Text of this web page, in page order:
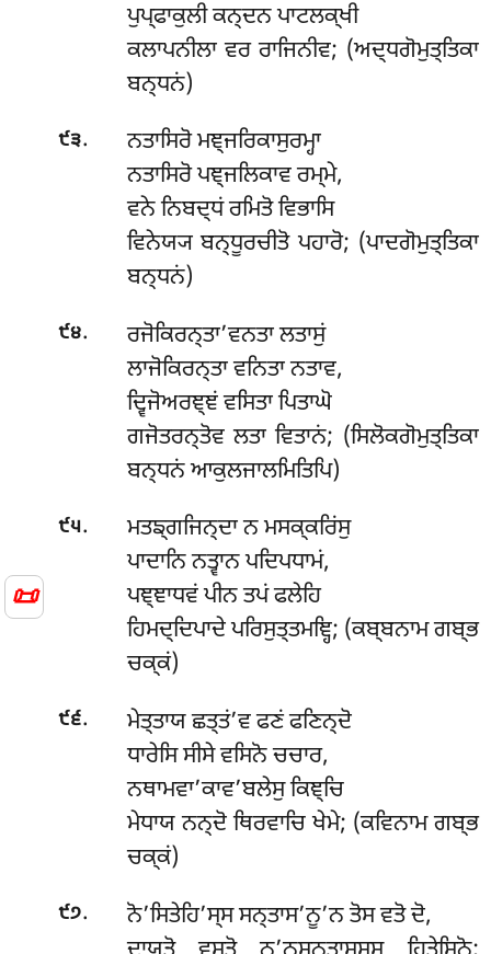
📜
ਪੁਪ੍ਫਾਕੁਲੀ ਕਨ੍ਦਨ ਪਾਟਲਕ੍ਖੀ
ਕਲਾਪਨੀਲਾ ਵਰ ਰਾਜਿਨੀਵ; (ਅਦ੍ਧਗੋਮੁਤ੍ਤਿਕਾ
ਬਨ੍ਧਨਂ)
੯੩.
ਨਤਾਸਿਰੋ ਮਞ੍ਜਰਿਕਾਸੁਰਮ੍ਹਾ
ਨਤਾਸਿਰੋ ਪਞ੍ਜਲਿਕਾਵ ਰਮ੍ਮੇ,
ਵਨੇ ਨਿਬਦ੍ਧਂ ਰਮਿਤੋ ਵਿਭਾਸਿ
ਵਿਨੇਯ੍ਯ ਬਨ੍ਧੂਰਚੀਤੋ ਪਹਾਰੋ; (ਪਾਦਗੋਮੁਤ੍ਤਿਕਾ
ਬਨ੍ਧਨਂ)
੯੪.
ਰਜੋਕਿਰਨ੍ਤਾ’ਵਨਤਾ ਲਤਾਸੁਂ
ਲਾਜੋਕਿਰਨ੍ਤਾ ਵਨਿਤਾ ਨਤਾਵ,
ਦ੍ਵਿਜੋਅਰਞ੍ਞਂ ਵਸਿਤਾ ਪਿਤਾਘੋ
ਗਜੋਤਰਨ੍ਤੋਵ ਲਤਾ ਵਿਤਾਨਂ; (ਸਿਲੋਕਗੋਮੁਤ੍ਤਿਕਾ
ਬਨ੍ਧਨਂ ਆਕੁਲਜਾਲਮਿਤਿਪਿ)
੯੫.
ਮਤਙ੍ਗਜਿਨ੍ਦਾ ਨ ਮਸਕ੍ਕਰਿਂਸੁ
ਪਾਦਾਨਿ ਨਤ੍ਵਾਨ ਪਦਿਪਧਾਮਂ,
ਪਞ੍ਞਾਧਵਂ ਪੀਨ ਤਪਂ ਫਲੇਹਿ
ਹਿਮਦ੍ਦਿਪਾਦੇ ਪਰਿਸੁਤ੍ਤਮਞ੍ਹਿ; (ਕਬ੍ਬਨਾਮ ਗਬ੍ਭ
ਚਕ੍ਕਂ)
੯੬.
ਮੇਤ੍ਤਾਯ ਛਤ੍ਤਂ’ਵ ਫਣਂ ਫਣਿਨ੍ਦੋ
ਧਾਰੇਸਿ ਸੀਸੇ ਵਸਿਨੋ ਚਚਾਰ,
ਨਥਾਮਵਾ’ਕਾਵ’ਬਲੇਸੁ ਕਿਞ੍ਚਿ
ਮੇਧਾਯ ਨਨ੍ਦੋ ਥਿਰਵਾਚਿ ਖੇਮੇ; (ਕਵਿਨਾਮ ਗਬ੍ਭ
ਚਕ੍ਕਂ)
੯੭.
ਨੋ’ਸਿਤੇਹਿ’ਸ੍ਸ ਸਨ੍ਤਾਸ’ਨੂ’ਨ ਤੋਸ ਵਤੋ ਦੋ,